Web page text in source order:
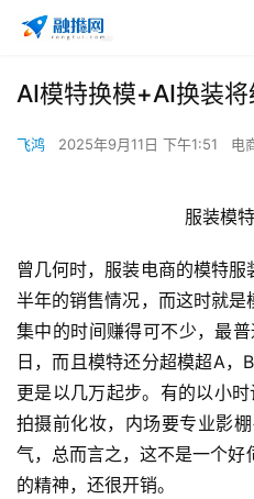
AI模特换模+AI换装将
飞鸿 2025年9月11日 下午1:51 电
服装模
曾几何时，服装电商的模特
半年的销售情况，而这时就
集中的时间赚得可不少，最
日，而且模特还分超模超A，
更是以几万起步。有的以小
拍摄前化妆，内场要专业影
气，总而言之，这不是一个好
的精神，还很开销。